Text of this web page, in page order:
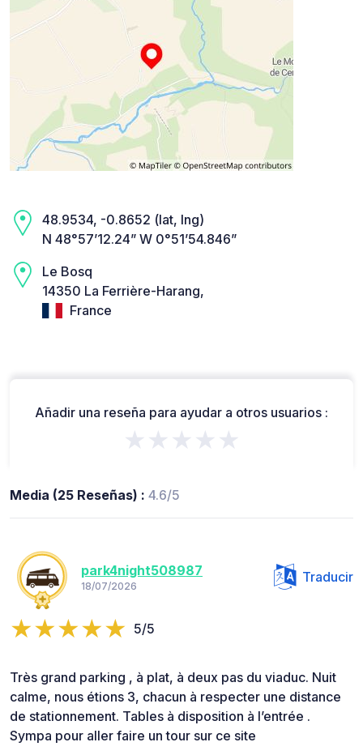
48.9534, -0.8652 (lat, lng)
N 48°57’12.24” W 0°51’54.846”
Le Bosq
14350 La Ferrière-Harang,
France
Añadir una reseña para ayudar a otros usuarios :
★★★★★
Media (25 Reseñas) : 4.6/5
park4night508987
18/07/2026
Traducir
5/5
Très grand parking , à plat, à deux pas du viaduc. Nuit
calme, nous étions 3, chacun à respecter une distance
de stationnement. Tables à disposition à l’entrée .
Sympa pour aller faire un tour sur ce site